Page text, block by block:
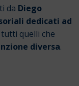
da Diego
dedicati ad
quelli che
diversa.